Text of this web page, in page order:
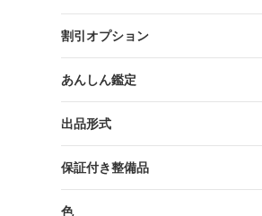
割引オプション
あんしん鑑定
出品形式
保証付き整備品
色